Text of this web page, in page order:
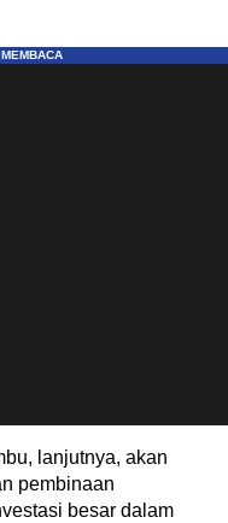
lanjutnya, akan
pembinaan
besar dalam